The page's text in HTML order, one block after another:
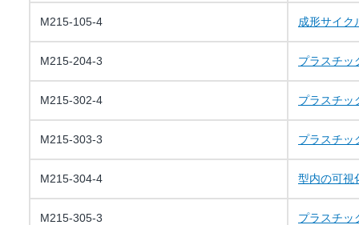
M215-105-4 成形サイク
M215-204-3 プラスチッ
M215-302-4 プラスチッ
M215-303-3 プラスチッ
M215-304-4 型内の可視
M215-305-3 プラスチッ